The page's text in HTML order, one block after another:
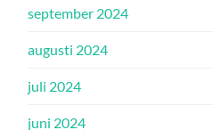
september 2024
augusti 2024
juli 2024
juni 2024